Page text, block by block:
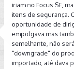
Plus 2.0, o
O segmento dos
Há dez anos
1.6. O do meu
nem tinha
carros 1.0
iriam no Focus SE,
itens de segurança.
oportunidade de
empolgava mas
semelhante, não
"downgrade" do
importado, até dava